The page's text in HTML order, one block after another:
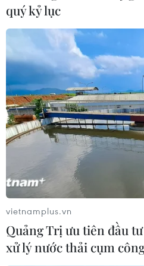
thu phí tại 5 Dự án cao tốc
05/08/2026 08:29
Cao tốc Khánh Hoà-Buôn
sẽ hoàn thành, khai thác
nay
05/08/2026 07:14
Sân bay Nội Bài cho xe
trả, khách trước sảnh tại
Lâm Đồng: Bám sát tiến độ
quý kỷ lục
vietnamplus.vn
Quảng Trị ưu tiên đầu
xử lý nước thải cụm